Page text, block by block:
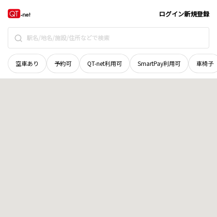
ログイン新規登録
空車あり 予約可 QT-net利用可 SmartPay利用可 車椅子
奈良県